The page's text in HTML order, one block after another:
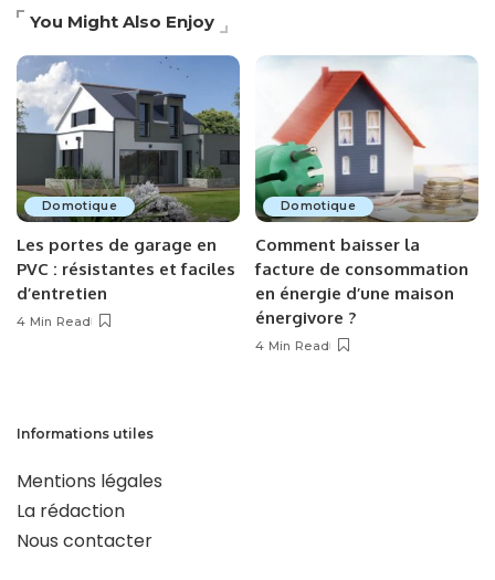
You Might Also Enjoy
Domotique
Les portes de garage en
PVC : résistantes et faciles
d’entretien
4 Min Read
Domotique
Comment baisser la
facture de consommation
en énergie d’une maison
énergivore ?
4 Min Read
Informations utiles
Mentions légales
La rédaction
Nous contacter